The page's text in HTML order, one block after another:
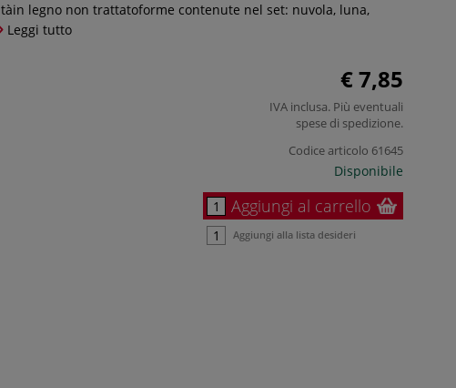
legno non trattatoforme contenute nel set: nuvola, luna,
Leggi tutto
€ 7,85
IVA inclusa. Più eventuali
spese di spedizione.
Codice articolo 61645
Disponibile
Aggiungi al carrello
Aggiungi alla lista desideri